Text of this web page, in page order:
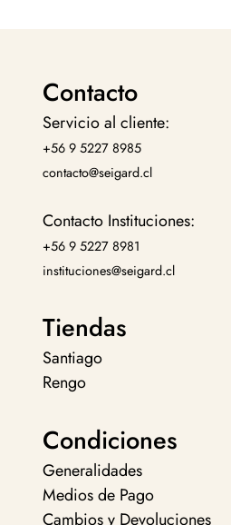
Contacto
Servicio al cliente:
+56 9 5227 8985
contacto@seigard.cl
Contacto Instituciones:
+56 9 5227 8981
instituciones@seigard.cl
Tiendas
Santiago
Rengo
Condiciones
Generalidades
Medios de Pago
Cambios y Devoluciones